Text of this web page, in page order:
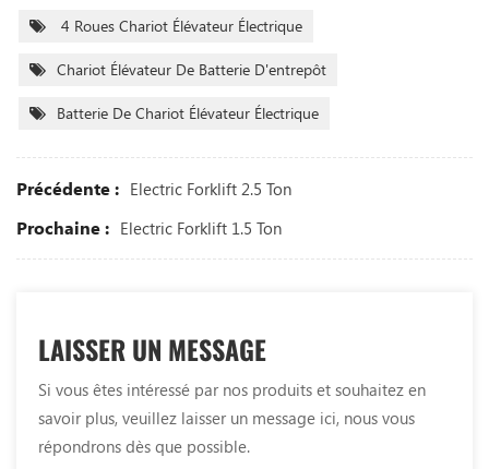
4 Roues Chariot Élévateur Électrique
Chariot Élévateur De Batterie D'entrepôt
Batterie De Chariot Élévateur Électrique
Précédente : Electric Forklift 2.5 Ton
Prochaine : Electric Forklift 1.5 Ton
LAISSER UN MESSAGE
Si vous êtes intéressé par nos produits et souhaitez en
savoir plus, veuillez laisser un message ici, nous vous
répondrons dès que possible.